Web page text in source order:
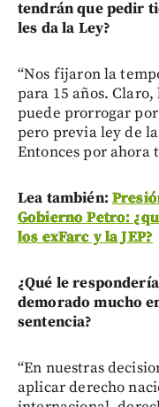
tendrán que pedir
les da la Ley?
“Nos fijaron la
para 15 años.
puede prorrogar por
pero previa ley de
Entonces por ahora
Lea también:
Gobierno Petro:
los exFarc y la JEP?
¿Qué le
demorado mucho
sentencia?
“En nuestras
aplicar derecho